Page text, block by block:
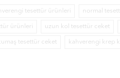
tesettür ürünleri normal
ürünleri uzun kol tesettür ceket
tesettür ceket kahverengi krep